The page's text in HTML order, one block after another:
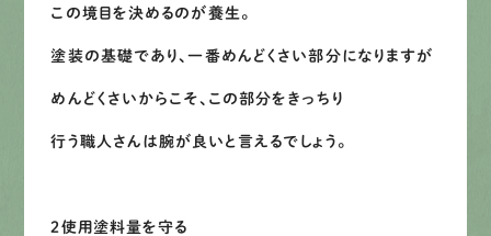
LINEでお手軽相談
この境目を決めるのが養生。
塗装の基礎であり、一番めんどくさい部分になりますが
めんどくさいからこそ、この部分をきっちり
行う職人さんは腕が良いと言えるでしょう。
２使用塗料量を守る